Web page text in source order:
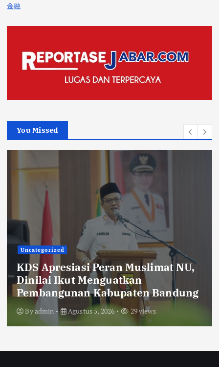
金融
You Missed
Uncategorized
KDS Sambut Kunjungan Kepala Staf
Kepresidenan, Sekolah Rakyat
Terintegrasi 4 Kabupaten Bandung
Resmi Gelar MPLS
Byadmin Agustus 5, 2026 26 views